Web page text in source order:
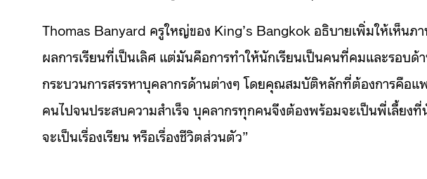
Thomas Banyard ครูใหญ่ของ King’s Bangkok อธิบายเพิ่มให้เห็นภ
ผลการเรียนที่เป็นเลิศ แต่มันคือการทำให้นักเรียนเป็นคนที่คมและรอบ
กระบวนการสรรหาบุคลากรด้านต่างๆ โดยคุณสมบัติหลักที่ต้องการคือแ
คนไปจนประสบความสำเร็จ บุคลากรทุกคนจึงต้องพร้อมจะเป็นพี่เลี้ยง
จะเป็นเรื่องเรียน หรือเรื่องชีวิตส่วนตัว”